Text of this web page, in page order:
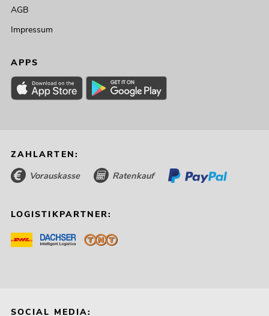
EUROLITE LED Theatre COB 100 WW
No. 41602010
Bestand reicht ca. 12 Wo.
AGB
Impressum
APPS
ZAHLARTEN:
Vorauskasse Ratenkauf
LOGISTIKPARTNER:
SOCIAL MEDIA: